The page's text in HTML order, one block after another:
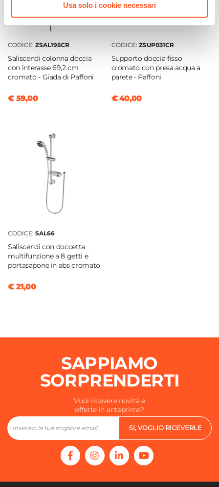
Usa solo i cookie necessari
Sezione Base
Lunghezza Canna
11 cm
Materiale
Ottone
Monoforo
Scarico
Per scarico a salterello
Finitura
Cromata
Flessibili Di Collegamento
Non inclusi
Inclusa
Caratteristiche Miscelatore Bidet
Colore
Cromo
Azionamento
Sezione Base
Lunghezza Canna
9,6 cm
Per scarico a salterello
CODICE: ZSAL195CR
Saliscendi colonna doccia
con interasse 69,2 cm
cromato - Giada di Paffoni
€ 59,00
CODICE: ZSUP031CR
Supporto doccia fisso
cromato con presa acqua a
parete - Paffoni
€ 40,00
CODICE: SAL66
Saliscendi con doccetta
multifunzione a 8 getti e
portasapone in abs cromato
€ 21,00
SAPPIAMO
SORPRENDERTI
Vuoi ricevere novità e
offerte in anteprima?
SI, VOGLIO RICEVERLE